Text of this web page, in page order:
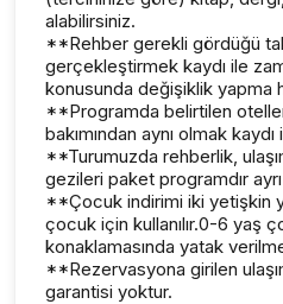
alabilirsiniz.
**Rehber gerekli gördüğü
gerçekleştirmek kaydı ile
konusunda değişiklik yapma
**Programda belirtilen
bakımından aynı olmak
**Turumuzda rehberlik,
gezileri paket programdır
**Çocuk indirimi iki yetişkin
çocuk için kullanılır.0-6 yaş
konaklamasında yatak
**Rezervasyona girilen
garantisi yoktur.